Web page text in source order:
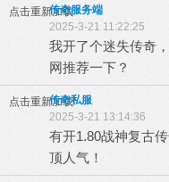
点击重新加载传奇服务端
2025-3-21 11:22:25
我开了个迷失传奇
网推荐一下？
点击重新加载
传奇私服
2025-3-21 13:14:36
有开1.80战神复古
顶人气！